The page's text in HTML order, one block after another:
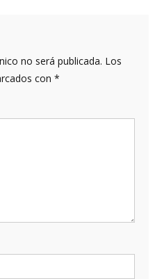
no será publicada. Los
con *